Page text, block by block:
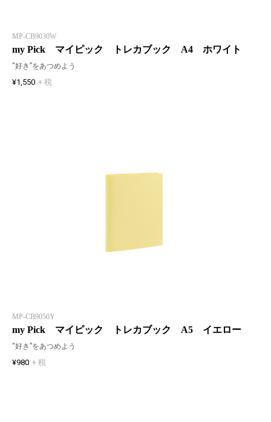
MP-CB9030W
my Pick マイピック トレカブック A4 ホワイト
“好き”をあつめよう
¥1,550 + 税
MP-CB9050Y
my Pick マイピック トレカブック A5 イエロー
“好き”をあつめよう
¥980 + 税